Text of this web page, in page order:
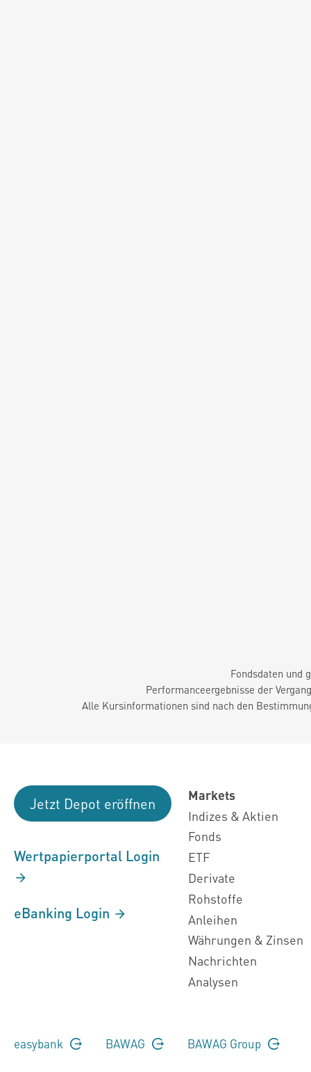
Fondsdaten und
Performanceergebnisse der
Alle Kursinformationen sind nach den
Jetzt Depot eröffnen
Wertpapierportal Login
eBanking Login
Markets
Indizes & Aktien
Fonds
ETF
Derivate
Rohstoffe
Anleihen
Währungen & Zinsen
Nachrichten
Analysen
easybank BAWAG BAWAG Group